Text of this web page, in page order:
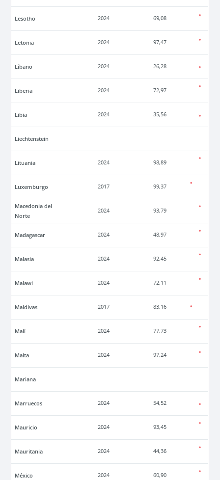
Lesotho 2024 69,08
Letonia 2024 97,47
Líbano 2024 26,28
Liberia 2024 72,97
Libia 2024 35,56
Liechtenstein
Lituania 2024 98,89
Luxemburgo 2017 99,37
Macedonia del
Norte
2024 93,79
Madagascar 2024 48,97
Malasia 2024 92,45
Malawi 2024 72,11
Maldivas 2017 83,16
Malí 2024 77,73
Malta 2024 97,24
Mariana
Marruecos 2024 54,52
Mauricio 2024 93,45
Mauritania 2024 44,36
México 2024 60,90